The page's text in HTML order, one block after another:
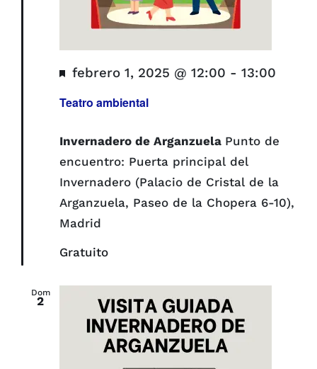
Teatro ambiental
Destacado
febrero 1, 2025 @ 12:00 - 13:00
Invernadero de Arganzuela Punto de
encuentro: Puerta principal del
Invernadero (Palacio de Cristal de la
Arganzuela, Paseo de la Chopera 6-10),
Madrid
Gratuito
Dom
2